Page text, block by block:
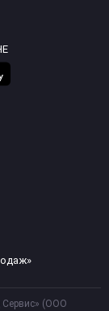
Сервис» (ООО